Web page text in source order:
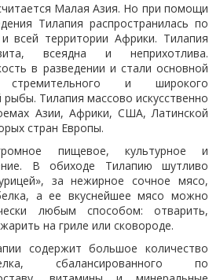
Малая Азия. Но при помощи
Тилапия распространилась по
всей территории Африки. Тилапия
всеядна и неприхотлива.
в разведении и стали основной
и широкого
рыбы. Тилапия массово искусственно
Азии, Африки, США, Латинской
стран Европы.
пищевое, культурное и
В обиходе Тилапию шутливо
за нежирное сочное мясо,
а ее вкуснейшее мясо можно
любым способом: отварить,
на гриле или сковороде.
содержит большое количество
сбалансированного по